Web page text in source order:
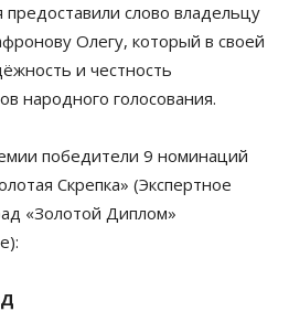
слово владельцу
Олегу, который в своей
и честность
народного голосования.
победители 9 номинаций
Скрепка» (Экспертное
«Золотой Диплом»